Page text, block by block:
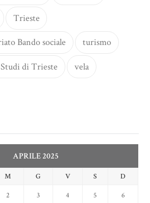
Trieste
Bando sociale turismo
di Trieste vela
APRILE 2025
M G V S D
2 3 4 5 6